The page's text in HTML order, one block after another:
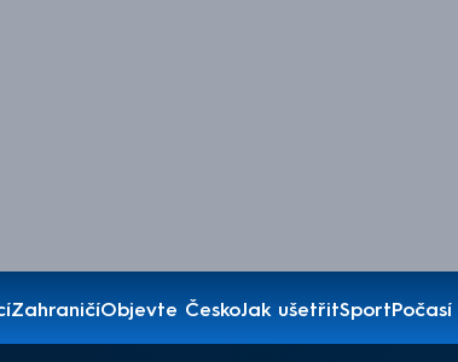
ZahraničíObjevte ČeskoJak ušetřitSportPočasí